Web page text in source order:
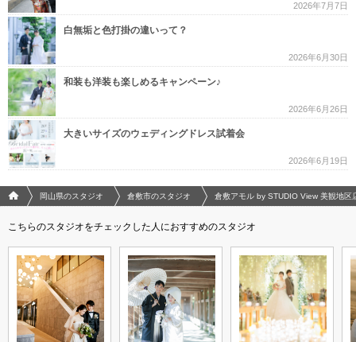
2026年7月7日
白無垢と色打掛の違いって？
2026年6月30日
和装も洋装も楽しめるキャンペーン♪
2026年6月26日
大きいサイズのウェディングドレス試着会
2026年6月19日
フォトウエディング/結婚写真のPhotorait ホーム
岡山県のスタジオ 倉敷市のスタジオ 倉敷アモル by STUDIO View 美観地区
こちらのスタジオをチェックした人におすすめのスタジオ